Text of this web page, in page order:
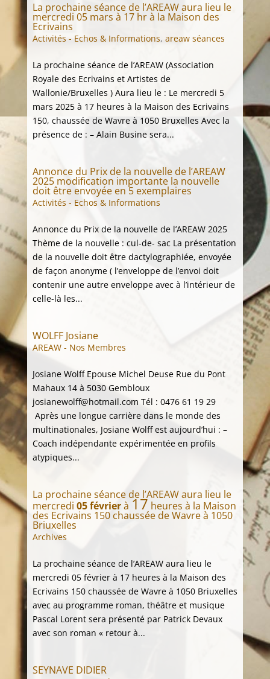
La prochaine séance de l’AREAW aura lieu le
mercredi 05 mars à 17 hr à la Maison des
Ecrivains
Activités - Echos & Informations, areaw séances
La prochaine séance de l’AREAW (Association
Royale des Ecrivains et Artistes de
Wallonie/Bruxelles ) Aura lieu le : Le mercredi 5
mars 2025 à 17 heures à la Maison des Ecrivains
150, chaussée de Wavre à 1050 Bruxelles Avec la
présence de : – Alain Busine sera...
Annonce du Prix de la nouvelle de l’AREAW
2025 modification importante la nouvelle
doit être envoyée en 5 exemplaires
Activités - Echos & Informations
Annonce du Prix de la nouvelle de l’AREAW 2025
Thème de la nouvelle : cul-de- sac La présentation
de la nouvelle doit être dactylographiée, envoyée
de façon anonyme ( l’enveloppe de l’envoi doit
contenir une autre enveloppe avec à l’intérieur de
celle-là les...
WOLFF Josiane
AREAW - Nos Membres
Josiane Wolff Epouse Michel Deuse Rue du Pont
Mahaux 14 à 5030 Gembloux
josianewolff@hotmail.com Tél : 0476 61 19 29
Après une longue carrière dans le monde des
multinationales, Josiane Wolff est aujourd’hui : –
Coach indépendante expérimentée en profils
atypiques...
La prochaine séance de l’AREAW aura lieu le
mercredi 05 févrierà 17 heures à la Maison
des Ecrivains 150 chaussée de Wavre à 1050
Briuxelles
Archives
La prochaine séance de l’AREAW aura lieu le
mercredi 05 février à 17 heures à la Maison des
Ecrivains 150 chaussée de Wavre à 1050 Briuxelles
avec au programme roman, théâtre et musique
Pascal Lorent sera présenté par Patrick Devaux
avec son roman « retour à...
SEYNAVE DIDIER